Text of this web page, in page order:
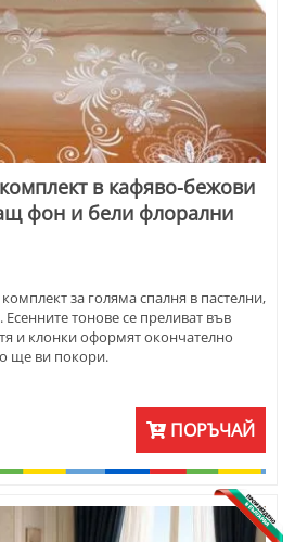
в кафяво-бежови
фон и бели флорални
за голяма спалня в пастелни,
тонове се преливат във
и клонки оформят окончателно
ще ви покори.
ПОРЪЧАЙ